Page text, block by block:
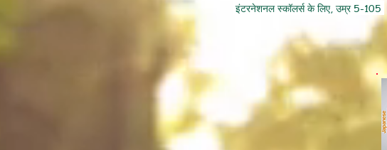
इंटरनेशनल स्कॉलर्स के लिए, उम्र 5-105